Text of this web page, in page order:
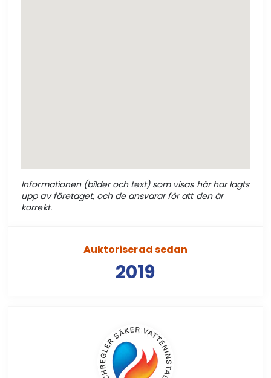
Informationen (bilder och text) som visas här har lagts
upp av företaget, och de ansvarar för att den är
korrekt.
Auktoriserad sedan
2019